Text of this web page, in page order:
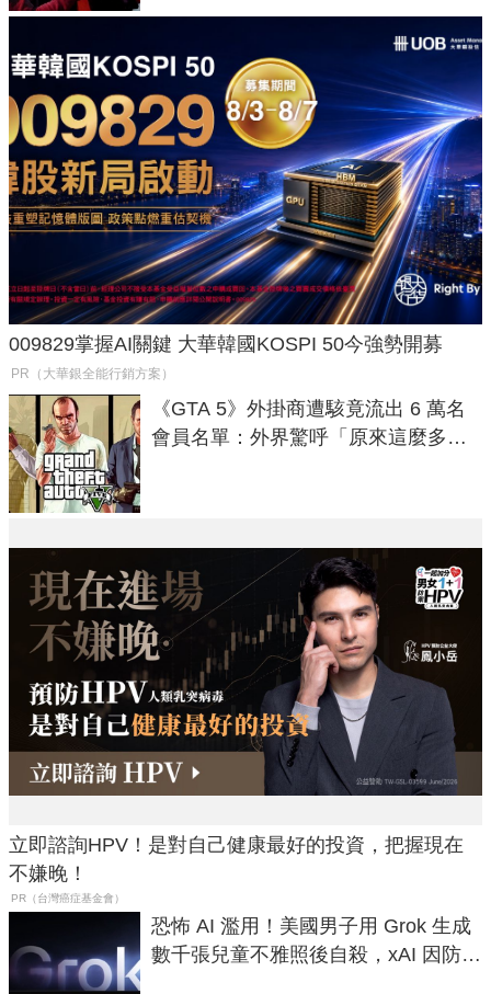
009829掌握AI關鍵 大華韓國KOSPI 50今強勢開募
PR（大華銀全能行銷方案）
《GTA 5》外掛商遭駭竟流出 6 萬名
會員名單：外界驚呼「原來這麼多人
立即諮詢HPV！是對自己健康最好的投資，把握現在
不嫌晚！
PR（台灣癌症基金會）
恐怖 AI 濫用！美國男子用 Grok 生成
數千張兒童不雅照後自殺，xAI 因防護